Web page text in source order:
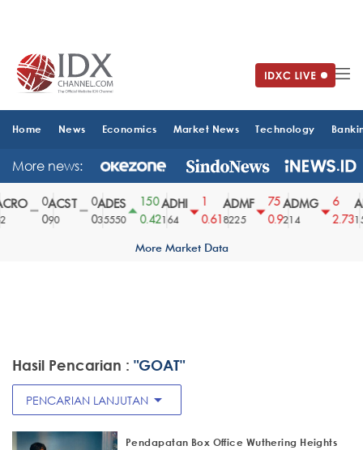
Home News Economics Market News Technology
More news:
0
0
ACST
90
0
0
ADES
35550
150
0.42
ADHI
164
0.61
ADMF
8225
75
0.9
ADMG
214
6
2.73
More Market Data
Hasil Pencarian : "GOAT"
PENCARIAN LANJUTAN arrow_drop_down
Pendapatan Box Office Wuthering Heights